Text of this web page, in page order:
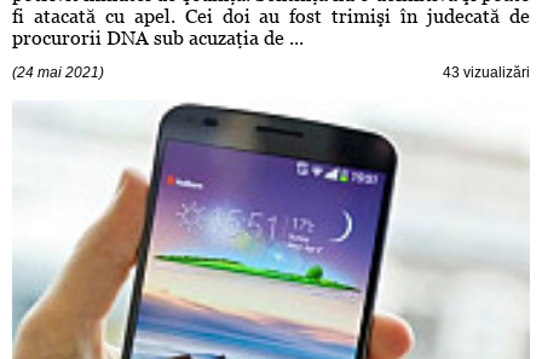
fi atacată cu apel. Cei doi au fost trimişi în judecată de
procurorii DNA sub acuzaţia de ...
(24 mai 2021) 43 vizualizări